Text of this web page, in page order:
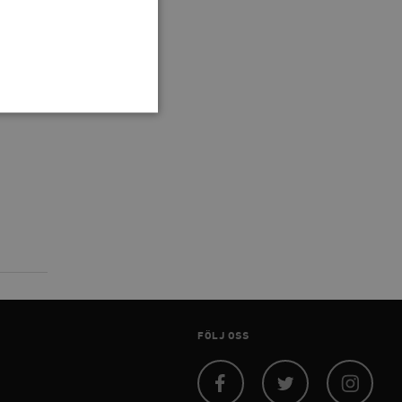
FÖLJ OSS
inte användas ordentligt
början av